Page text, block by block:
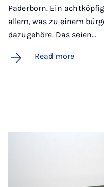
Paderborn. Ein
allem, was zu einem
dazugehöre. Das seien…
Read more